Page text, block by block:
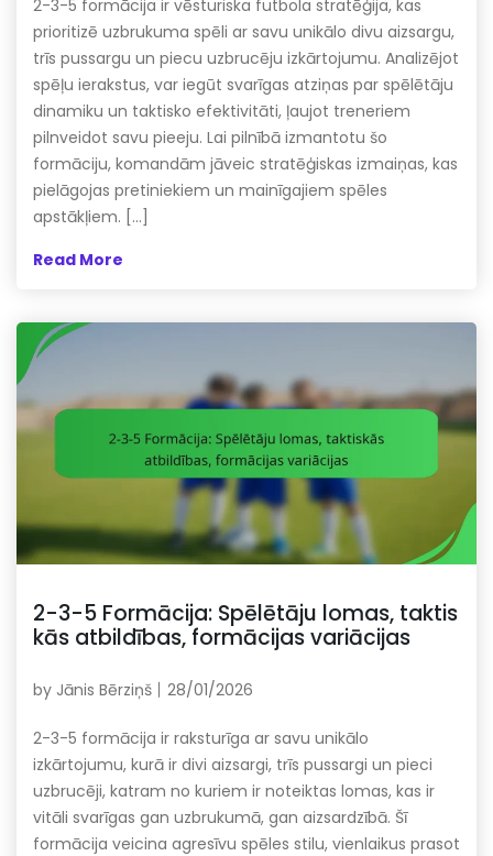
2-3-5 formācija ir vēsturiska futbola stratēģija, kas
prioritizē uzbrukuma spēli ar savu unikālo divu aizsargu,
trīs pussargu un piecu uzbrucēju izkārtojumu. Analizējot
spēļu ierakstus, var iegūt svarīgas atziņas par spēlētāju
dinamiku un taktisko efektivitāti, ļaujot treneriem
pilnveidot savu pieeju. Lai pilnībā izmantotu šo
formāciju, komandām jāveic stratēģiskas izmaiņas, kas
pielāgojas pretiniekiem un mainīgajiem spēles
apstākļiem. […]
Read More
2-3-5 Formācija: Spēlētāju lomas, taktis
kās atbildības, formācijas variācijas
by Jānis Bērziņš 28/01/2026
2-3-5 formācija ir raksturīga ar savu unikālo
izkārtojumu, kurā ir divi aizsargi, trīs pussargi un pieci
uzbrucēji, katram no kuriem ir noteiktas lomas, kas ir
vitāli svarīgas gan uzbrukumā, gan aizsardzībā. Šī
formācija veicina agresīvu spēles stilu, vienlaikus prasot